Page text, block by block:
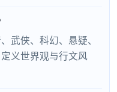
武侠、科幻、悬疑、
义世界观与行文风